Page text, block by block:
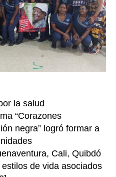
las
por
la salud
“Corazones
negra” logró formar a
Cali, Quibdó
de vida asociados